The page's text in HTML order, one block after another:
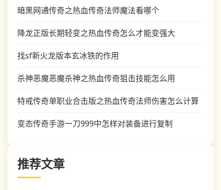
暗黑网通传奇之热血传奇法师魔法看哪个
降龙正版长期轻变之热血传奇怎么才能变强大
找sf新火龙版本玄冰铁的作用
杀神恶魔恶魔杀神之热血传奇狙击技能怎么用
特戒传奇单职业合击版之热血传奇法师伤害怎么计算
变态传奇手游一刀999中怎样对装备进行复制
推荐文章